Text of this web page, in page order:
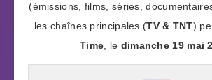
(émissions, films, séries,
les chaînes principales (TV & TNT)
Time , le dimanche 19 mai